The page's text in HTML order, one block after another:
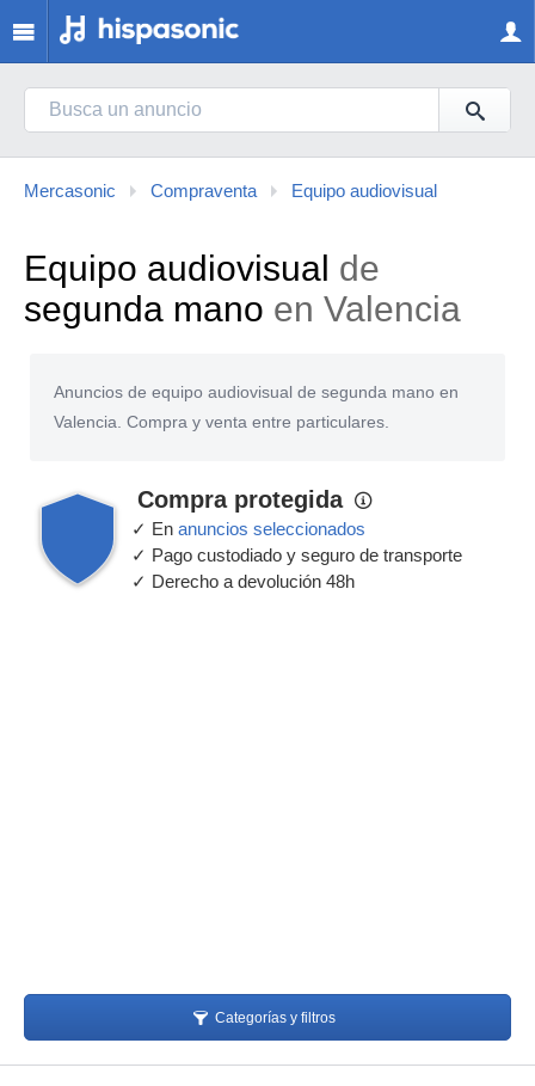
Mercasonic Compraventa Equipo audiovisual
Equipo audiovisual de
segunda mano en Valencia
Anuncios de equipo audiovisual de segunda mano en
Valencia. Compra y venta entre particulares.
Compra protegida
✓ En anuncios seleccionados
✓ Pago custodiado y seguro de transporte
✓ Derecho a devolución 48h
Categorías y filtros